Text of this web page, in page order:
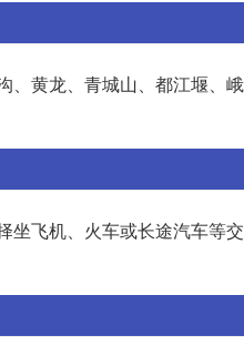
、黄龙、青城山、都江堰、
飞机、火车或长途汽车等